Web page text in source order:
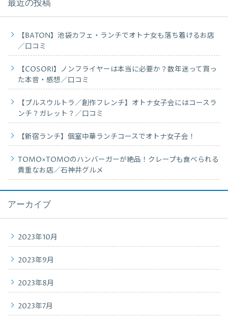
最近の投稿
【BATON】池袋カフェ・ランチでオトナ女も落ち着けるお店
／口コミ
【COSORI】ノンフライヤーは本当に必要か？数年迷って買っ
た本音・感想／口コミ
【プルスウルトラ／創作フレンチ】オトナ女子会にはコースラ
ンチ？ガレット？／口コミ
【新宿ランチ】個室中華ランチコースでオトナ女子会！
TOMO×TOMOのハンバーガーが絶品！クレープも食べられる
貴重なお店／石神井グルメ
アーカイブ
2023年10月
2023年9月
2023年8月
2023年7月